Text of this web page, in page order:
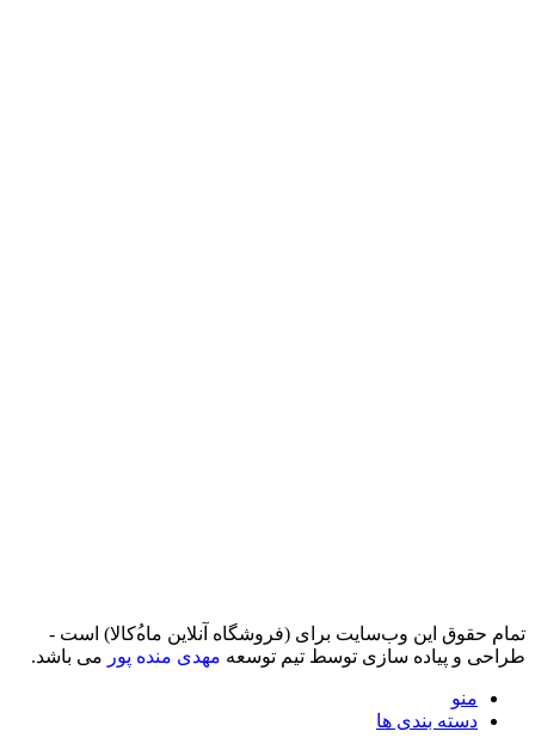
تمام حقوق اين وب‌سايت برای (فروشگاه آنلاین ماه‌‌‌‌‌‌ُکالا) است -
طراحی و پیاده سازی توسط تیم توسعه مهدی منده پور می باشد.
منو
دسته بندی ها